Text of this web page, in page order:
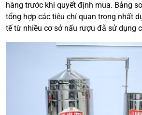
hàng trước khi quyết định mua. Bảng
tổng hợp các tiêu chí quan trọng nhất
tế từ nhiều cơ sở nấu rượu đã sử dụng